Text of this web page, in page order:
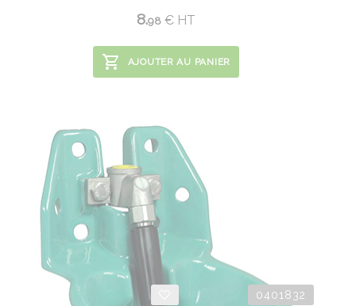
8.98 € HT
AJOUTER AU PANIER
0401832